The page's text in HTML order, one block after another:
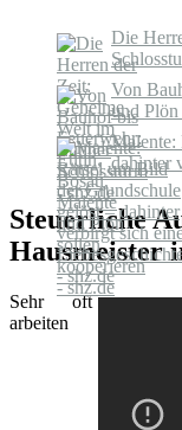
Die
Von
und Plön
Malente:
dahinter
Steuerliche
Hausmeister
Sehr oft
arbeiten